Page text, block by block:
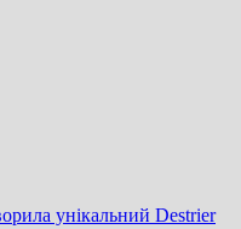
унікальний Destrier